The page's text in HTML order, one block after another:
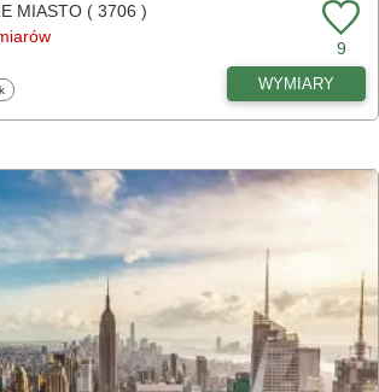
MIASTO ( 3706 )
9
WYMIARY